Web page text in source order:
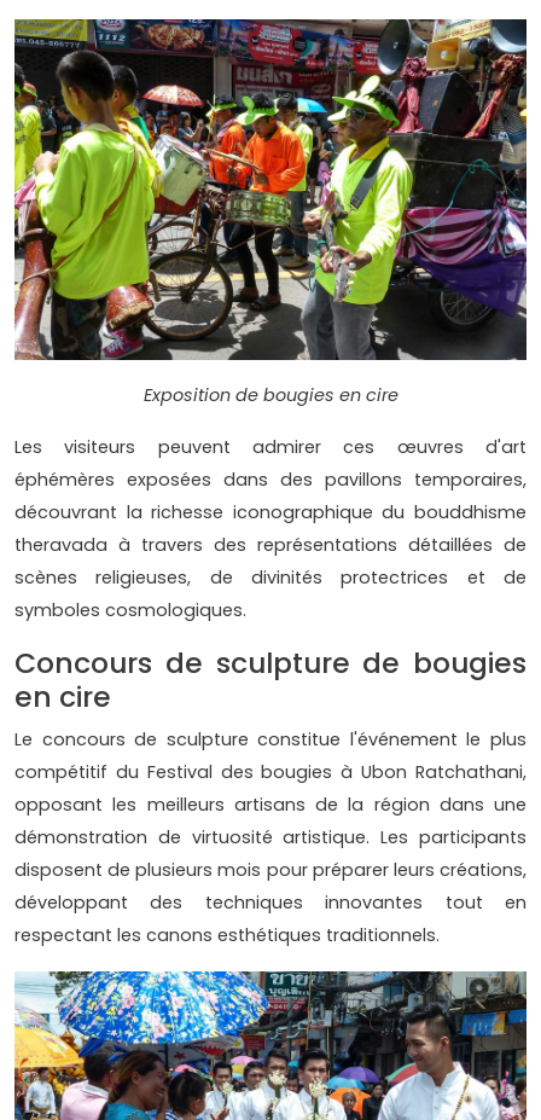
Exposition de bougies en cire
Les visiteurs peuvent admirer ces œuvres d'art
éphémères exposées dans des pavillons temporaires,
découvrant la richesse iconographique du bouddhisme
theravada à travers des représentations détaillées de
scènes religieuses, de divinités protectrices et de
symboles cosmologiques.
Concours de sculpture de bougies
en cire
Le concours de sculpture constitue l'événement le plus
compétitif du Festival des bougies à Ubon Ratchathani,
opposant les meilleurs artisans de la région dans une
démonstration de virtuosité artistique. Les participants
disposent de plusieurs mois pour préparer leurs créations,
développant des techniques innovantes tout en
respectant les canons esthétiques traditionnels.